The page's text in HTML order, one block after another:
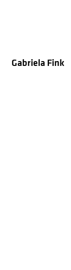
Gabriela Fink